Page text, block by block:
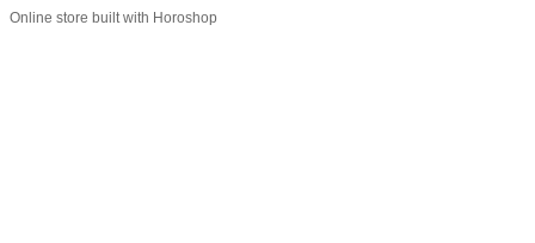
Online store built with Horoshop